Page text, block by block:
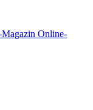
Online-